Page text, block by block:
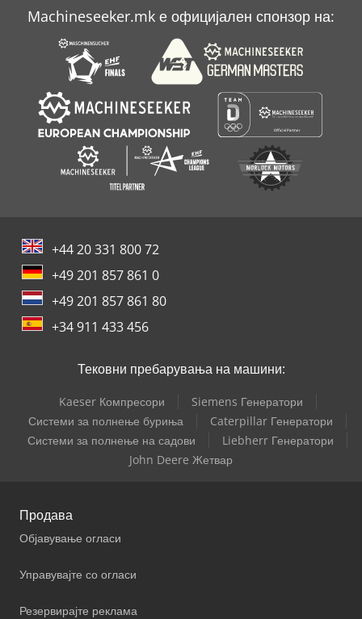
Biesse Rover C
Biesse Techno
Machineseeker.mk е официјален спонзор на:
+44 20 331 800 72
+49 201 857 861 0
+49 201 857 861 80
+34 911 433 456
Тековни пребарувања на машини:
Kaeser Компресори
Siemens Генератори
Системи за полнење буриња
Caterpillar Генератори
Системи за полнење на садови
Liebherr Генератори
John Deere Жетвар
Продава
Објавување огласи
Управувајте со огласи
Резервирајте реклама